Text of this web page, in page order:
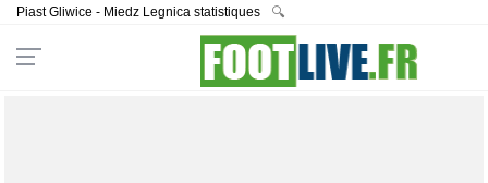
Piast Gliwice - Miedz Legnica statistiques 🔍